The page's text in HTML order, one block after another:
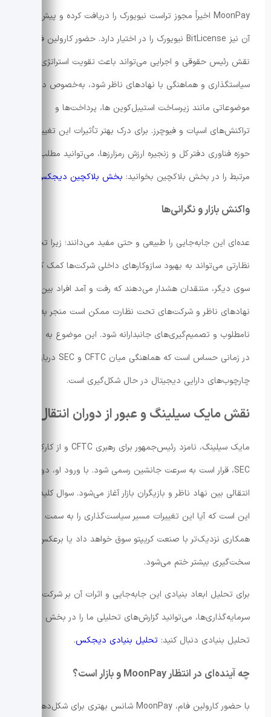
MoonPay اخیراً مجوز تراست نیویورک را دریافت کرده و پیش از
آن نیز BitLicense نیویورک را در اختیار دارد. حضور کارولین فام در
نقش رئیس حقوقی و اجرایی می‌تواند باعث تقویت استراتژی‌های
سیاستگذاری و هماهنگی با نهادهای ناظر شود، به‌خصوص در
موضوعاتی مانند زیرساخت استیبل‌کوین ها، پرداخت‌ها و
تراکنش‌های اسپات و فیوچرز. برای درک بهتر تأثیرات این تغییر بر
حوزه فناوری دفتر کل و زنجیره ارزش رمزارزها، می‌توانید مطلب
مرتبط را در بخش بلاکچین بخوانید: بخش بلاکچین دیجکس
واکنش بازار و نگرانی‌ها
عده‌ای این جابه‌جایی را طبیعی و حتی مفید می‌دانند؛ زیرا تجربه
نظارتی می‌تواند به بهبود سازوکارهای داخلی شرکت‌ها کمک کند. از
سوی دیگر، منتقدان هشدار می‌دهند که رفت و آمد افراد بین
نهادهای ناظر و شرکت‌های تحت نظارت ممکن است منجر به نفوذ
نامطلوب و تصمیم‌گیری‌های جانبدارانه شود. این موضوع به ویژه
در زمانی حساس است که هماهنگی میان CFTC و SEC درباره
چارچوب‌های دارایی دیجیتال در حال شکل‌گیری است.
نقش مایک سیلینگ و عبور از دوران انتقال
مایک سیلینگ، نامزد رئیس‌جمهور برای رهبری CFTC و از کارکنان
SEC، قرار است به سرعت جانشین رسمی شود. با ورود او، دوره
انتقالی بین نهاد ناظر و بازیگران بازار آغاز می‌شود. سوال کلیدی
این است که آیا این تغییرات مسیر سیاست‌گذاری را به سمت
همکاری نزدیک‌تر با صنعت کریپتو سوق خواهد داد یا برعکس به
سخت‌گیری بیشتر ختم می‌شود.
برای تحلیل ابعاد بنیادی این جابه‌جایی و اثرات آن بر شرکت‌ها و
سرمایه‌گذاری‌ها، می‌توانید گزارش‌های تحلیلی ما را در بخش
تحلیل بنیادی دنبال کنید: تحلیل بنیادی دیجکس.
چه آینده‌ای در انتظار MoonPay و بازار است؟
با حضور کارولین فام، MoonPay شانس بهتری برای شکل‌دهی به